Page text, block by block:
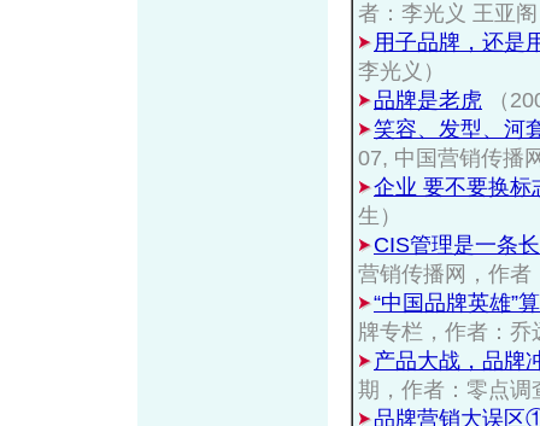
者：李光义 王亚
用子品牌，还是
李光义）
品牌是老虎
（
笑容、发型、
07, 中国营销传播
企业 要不要换标
生）
CIS管理是一条
营销传播网，作者
“中国品牌英雄”
牌专栏，作者：乔
产品大战，品牌
期，作者：零点调
品牌营销大误区